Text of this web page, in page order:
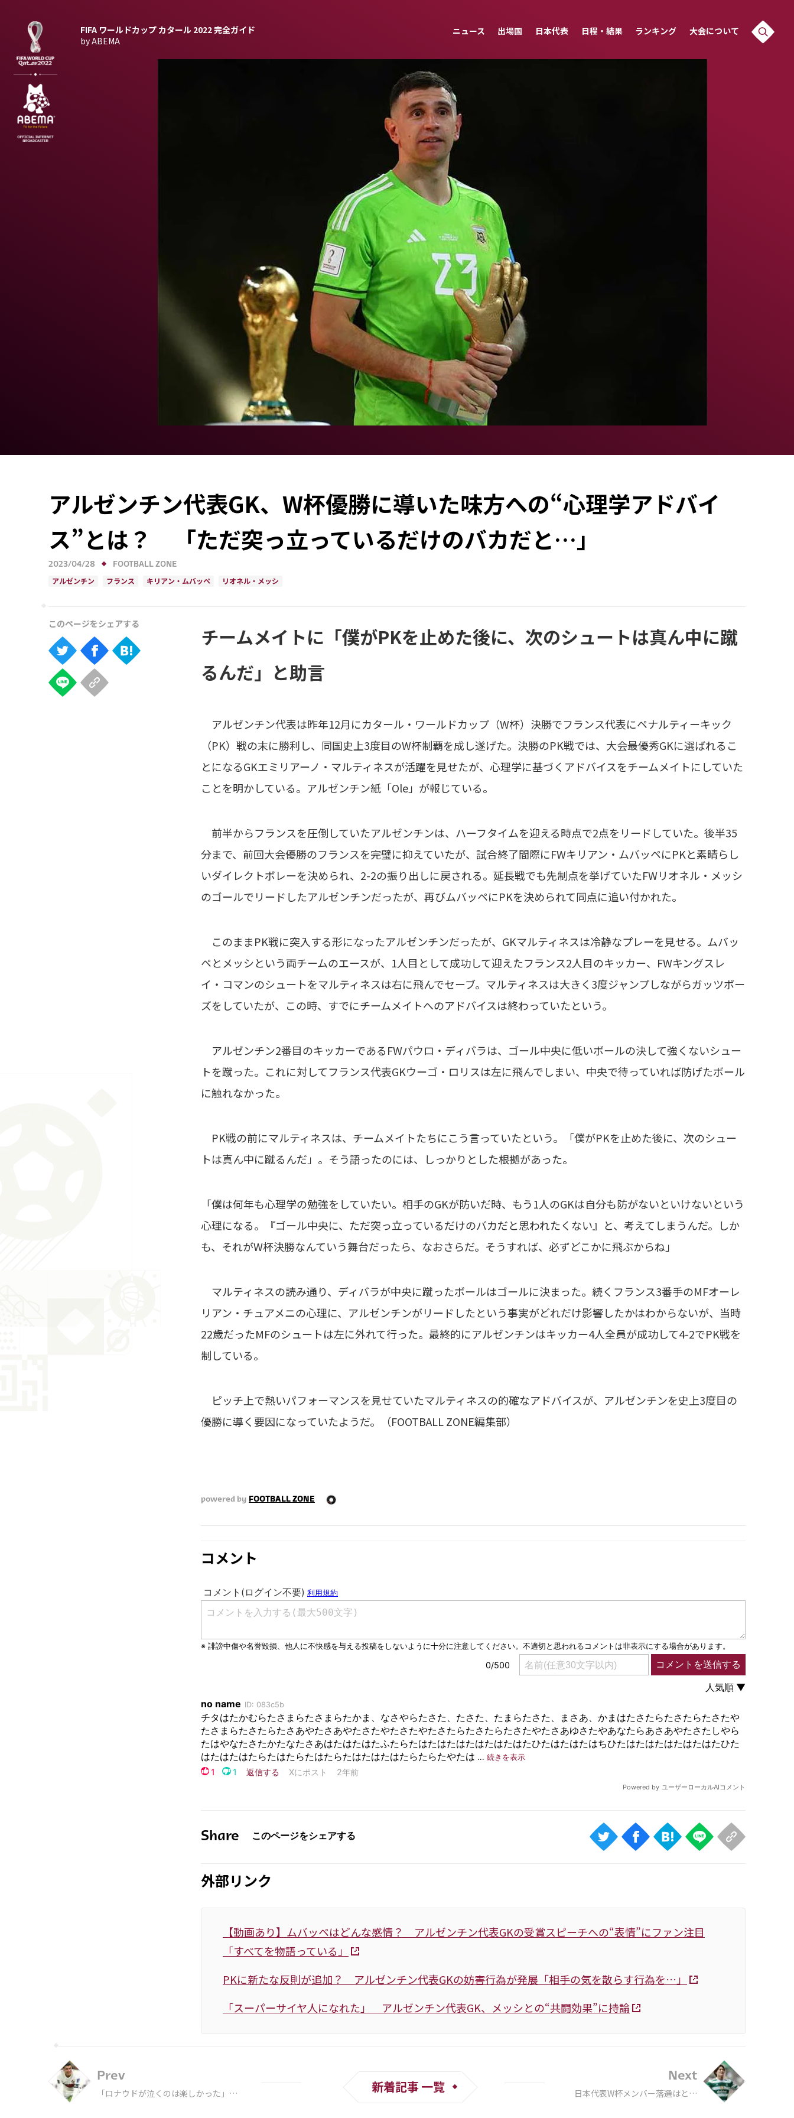
FIFA ワールドカップ カタール 2022完全ガイド
by ABEMA
ニュース 出場国 日本代表 日程・結果 ランキング 大会について
アルゼンチン代表GK、W杯優勝に導いた味方への“心理学アドバイ
ス”とは？ 「ただ突っ立っているだけのバカだと…」
2023/04/28 FOOTBALL ZONE
アルゼンチン フランス キリアン・ムバッペ リオネル・メッシ
チームメイトに「僕がPKを止めた後に、次のシュートは真ん中に蹴
るんだ」と助言
アルゼンチン代表は昨年12月にカタール・ワールドカップ（W杯）決勝でフランス代表にペナルティーキック
（PK）戦の末に勝利し、同国史上3度目のW杯制覇を成し遂げた。決勝のPK戦では、大会最優秀GKに選ばれるこ
とになるGKエミリアーノ・マルティネスが活躍を見せたが、心理学に基づくアドバイスをチームメイトにしていた
ことを明かしている。アルゼンチン紙「Ole」が報じている。
前半からフランスを圧倒していたアルゼンチンは、ハーフタイムを迎える時点で2点をリードしていた。後半35
分まで、前回大会優勝のフランスを完璧に抑えていたが、試合終了間際にFWキリアン・ムバッペにPKと素晴らし
いダイレクトボレーを決められ、2-2の振り出しに戻される。延長戦でも先制点を挙げていたFWリオネル・メッシ
のゴールでリードしたアルゼンチンだったが、再びムバッペにPKを決められて同点に追い付かれた。
このままPK戦に突入する形になったアルゼンチンだったが、GKマルティネスは冷静なプレーを見せる。ムバッ
ペとメッシという両チームのエースが、1人目として成功して迎えたフランス2人目のキッカー、FWキングスレ
イ・コマンのシュートをマルティネスは右に飛んでセーブ。マルティネスは大きく3度ジャンプしながらガッツポー
ズをしていたが、この時、すでにチームメイトへのアドバイスは終わっていたという。
アルゼンチン2番目のキッカーであるFWパウロ・ディバラは、ゴール中央に低いボールの決して強くないシュー
トを蹴った。これに対してフランス代表GKウーゴ・ロリスは左に飛んでしまい、中央で待っていれば防げたボール
に触れなかった。
PK戦の前にマルティネスは、チームメイトたちにこう言っていたという。「僕がPKを止めた後に、次のシュー
トは真ん中に蹴るんだ」。そう語ったのには、しっかりとした根拠があった。
「僕は何年も心理学の勉強をしていたい。相手のGKが防いだ時、もう1人のGKは自分も防がないといけないという
心理になる。『ゴール中央に、ただ突っ立っているだけのバカだと思われたくない』と、考えてしまうんだ。しか
も、それがW杯決勝なんていう舞台だったら、なおさらだ。そうすれば、必ずどこかに飛ぶからね」
マルティネスの読み通り、ディバラが中央に蹴ったボールはゴールに決まった。続くフランス3番手のMFオーレ
リアン・チュアメニの心理に、アルゼンチンがリードしたという事実がどれだけ影響したかはわからないが、当時
22歳だったMFのシュートは左に外れて行った。最終的にアルゼンチンはキッカー4人全員が成功して4-2でPK戦を
制している。
ピッチ上で熱いパフォーマンスを見せていたマルティネスの的確なアドバイスが、アルゼンチンを史上3度目の
優勝に導く要因になっていたようだ。（FOOTBALL ZONE編集部）
powered by FOOTBALL ZONE
コメント
Share
外部リンク
【動画あり】ムバッペはどんな感情？ アルゼンチン代表GKの受賞スピーチへの“表情”にファン注目
「すべてを物語っている」
PKに新たな反則が追加？ アルゼンチン代表GKの妨害行為が発展「相手の気を散らす行為を…」
「スーパーサイヤ人になれた」 アルゼンチン代表GK、メッシとの“共闘効果”に持論
Prev
「ロナウドが泣くのは楽しかった」W
新着記事 一覧
Next
日本代表W杯メンバー落選はとて